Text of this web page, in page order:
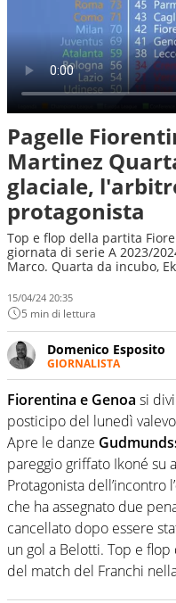
Pagelle
Martinez
glaciale,
protagonista
Top e flop della partita
giornata di serie A 2023/
Marco. Quarta da incubo,
15/04/24 20:35
5 min di lettura
Domenico Esposito
GIORNALISTA
Da vent’anni in
in tutte le sue
calcio e per la sfera
serissima, guai a
Fiorentina e Genoa si
posticipo del lunedì
Apre le danze
pareggio griffato Ikoné su
Protagonista dell’incontro l’
che ha assegnato due
cancellato dopo essere
un gol a Belotti. Top e
del match del Franchi